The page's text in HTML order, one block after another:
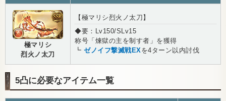
極マリシ
烈火ノ太刀
【極マリシ烈火ノ太刀】
◆要：Lv150/SLv15
称号「煉獄の主を制す者」を獲得
┗ゼノイフ撃滅戦EX を4ターン以内討伐
5凸に必要なアイテム一覧